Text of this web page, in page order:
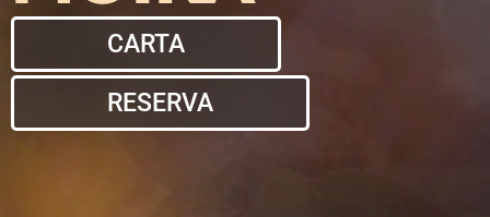
CARTA
RESERVA